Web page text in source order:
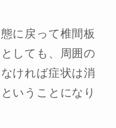
に戻って椎間板
しても、周囲の
ければ症状は消
いうことになり